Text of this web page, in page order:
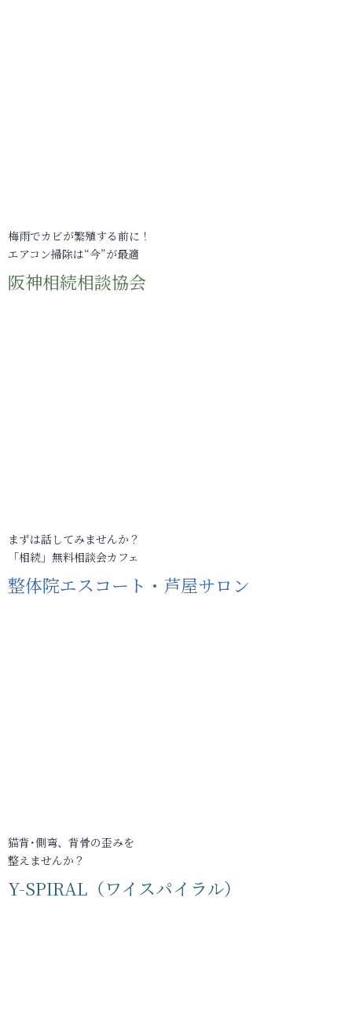
梅雨でカビが繁殖する前に！
エアコン掃除は“今”が最適
阪神相続相談協会
まずは話してみませんか？
「相続」無料相談会カフェ
整体院エスコート・芦屋サロン
猫背･側弯、背骨の歪みを
整えませんか？
Y-SPIRAL（ワイスパイラル）